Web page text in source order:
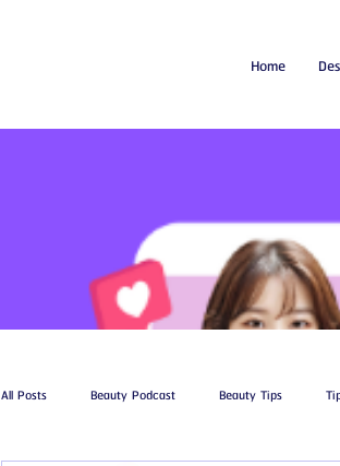
Home
All Posts Beauty Podcast Beauty Tips